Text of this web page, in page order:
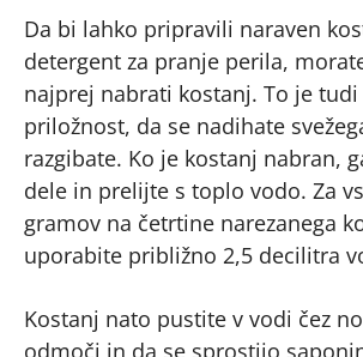
Da bi lahko pripravili naraven
detergent za pranje perila,
najprej nabrati kostanj. To je
priložnost, da se nadihate
razgibate. Ko je kostanj nabran,
dele in prelijte s toplo vodo. Za
gramov na četrtine narezanega
uporabite približno 2,5 decilitra
Kostanj nato pustite v vodi čez
odmoči in da se sprostijo